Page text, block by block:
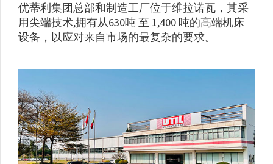
优蒂利集团总部和制造工厂位于维拉诺瓦，其采
用尖端技术,拥有从630吨 至 1,400 吨的高端机床
设备，以应对来自市场的最复杂的要求。